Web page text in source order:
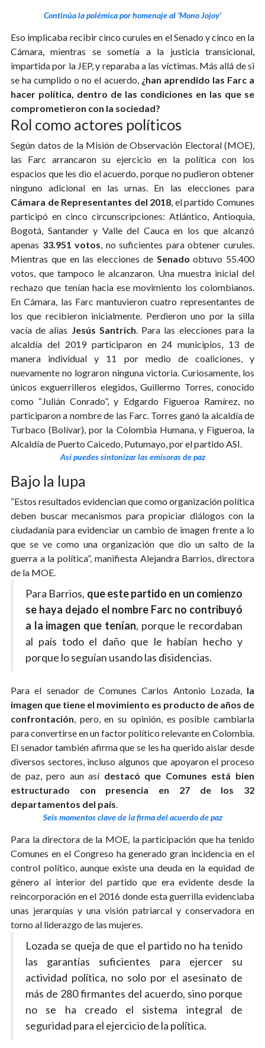
Continúa la polémica por homenaje al ‘Mono Jojoy’
Eso implicaba recibir cinco curules en el Senado y cinco en la
Cámara, mientras se sometía a la justicia transicional,
impartida por la JEP, y reparaba a las víctimas. Más allá de si
se ha cumplido o no el acuerdo, ¿han aprendido las Farc a
hacer política, dentro de las condiciones en las que se
comprometieron con la sociedad?
Rol como actores políticos
Según datos de la Misión de Observación Electoral (MOE),
las Farc arrancaron su ejercicio en la política con los
espacios que les dio el acuerdo, porque no pudieron obtener
ninguno adicional en las urnas. En las elecciones para
Cámara de Representantes del 2018, el partido Comunes
participó en cinco circunscripciones: Atlántico, Antioquia,
Bogotá, Santander y Valle del Cauca en los que alcanzó
apenas 33.951 votos, no suficientes para obtener curules.
Mientras que en las elecciones de Senado obtuvo 55.400
votos, que tampoco le alcanzaron. Una muestra inicial del
rechazo que tenían hacia ese movimiento los colombianos.
En Cámara, las Farc mantuvieron cuatro representantes de
los que recibieron inicialmente. Perdieron uno por la silla
vacía de alias Jesús Santrich. Para las elecciones para la
alcaldía del 2019 participaron en 24 municipios, 13 de
manera individual y 11 por medio de coaliciones, y
nuevamente no lograron ninguna victoria. Curiosamente, los
únicos exguerrilleros elegidos, Guillermo Torres, conocido
como “Julián Conrado”, y Edgardo Figueroa Ramírez, no
participaron a nombre de las Farc. Torres ganó la alcaldía de
Turbaco (Bolívar), por la Colombia Humana, y Figueroa, la
Alcaldía de Puerto Caicedo, Putumayo, por el partido ASI.
Así puedes sintonizar las emisoras de paz
Bajo la lupa
“Estos resultados evidencian que como organización política
deben buscar mecanismos para propiciar diálogos con la
ciudadanía para evidenciar un cambio de imagen frente a lo
que se ve como una organización que dio un salto de la
guerra a la política”, manifiesta Alejandra Barrios, directora
de la MOE.
Para Barrios, que este partido en un comienzo
se haya dejado el nombre Farc no contribuyó
a la imagen que tenían, porque le recordaban
al país todo el daño que le habían hecho y
porque lo seguían usando las disidencias.
Para el senador de Comunes Carlos Antonio Lozada, la
imagen que tiene el movimiento es producto de años de
confrontación, pero, en su opinión, es posible cambiarla
para convertirse en un factor político relevante en Colombia.
El senador también afirma que se les ha querido aislar desde
diversos sectores, incluso algunos que apoyaron el proceso
de paz, pero aun así destacó que Comunes está bien
estructurado con presencia en 27 de los 32
departamentos del país.
Seis momentos clave de la firma del acuerdo de paz
Para la directora de la MOE, la participación que ha tenido
Comunes en el Congreso ha generado gran incidencia en el
control político, aunque existe una deuda en la equidad de
género al interior del partido que era evidente desde la
reincorporación en el 2016 donde esta guerrilla evidenciaba
unas jerarquías y una visión patriarcal y conservadora en
torno al liderazgo de las mujeres.
Lozada se queja de que el partido no ha tenido
las garantías suficientes para ejercer su
actividad política, no solo por el asesinato de
más de 280 firmantes del acuerdo, sino porque
no se ha creado el sistema integral de
seguridad para el ejercicio de la política.